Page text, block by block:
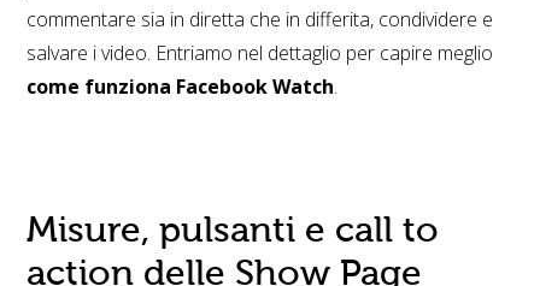
commentare sia in diretta che in differita, condividere e
salvare i video. Entriamo nel dettaglio per capire meglio
come funziona Facebook Watch.
Misure, pulsanti e call to
action delle Show Page